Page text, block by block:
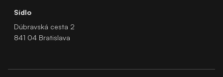
Sídlo
Dúbravská cesta 2
841 04 Bratislava